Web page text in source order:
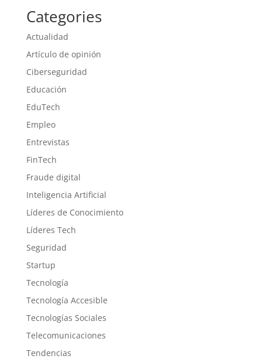
Categories
Actualidad
Artículo de opinión
Ciberseguridad
Educación
EduTech
Empleo
Entrevistas
FinTech
Fraude digital
Inteligencia Artificial
Líderes de Conocimiento
Líderes Tech
Seguridad
Startup
Tecnología
Tecnología Accesible
Tecnologías Sociales
Telecomunicaciones
Tendencias